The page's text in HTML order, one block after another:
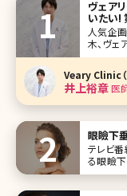
ヴェア
いたい!
人気企
木、ヴェ
え ひろあき）先生です
外科手
の出会い
美
Veary Clinic（
井上裕章医
眼瞼下
テレビ
る眼瞼下
やおで